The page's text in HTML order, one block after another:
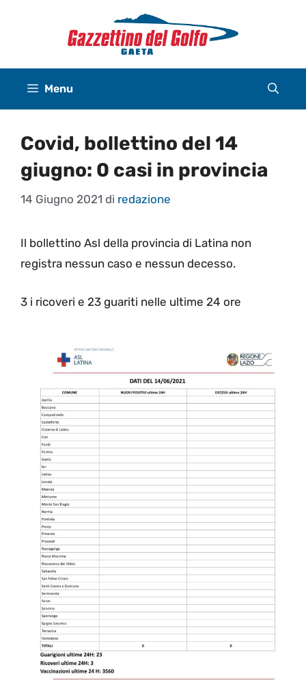
Menu
Covid, bollettino del 14
giugno: 0 casi in provincia
14 Giugno 2021 di redazione
Il bollettino Asl della provincia di Latina non
registra nessun caso e nessun decesso.
3 i ricoveri e 23 guariti nelle ultime 24 ore